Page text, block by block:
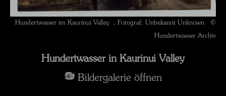
Hundertwasser im Kaurinui Valley , Fotograf: Unbekannt Unknown ©
Hundertwasser Archiv
Hundertwasser in Kaurinui Valley
Bildergalerie öffnen